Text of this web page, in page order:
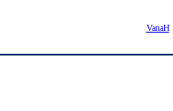
VanaH